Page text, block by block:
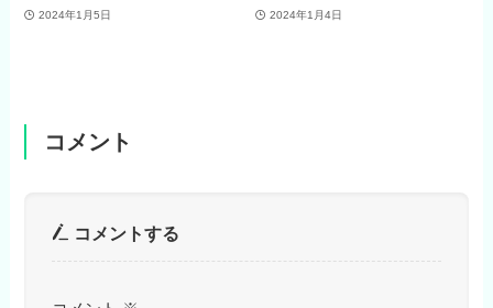
2024年1月5日 2024年1月4日
コメント
コメントする